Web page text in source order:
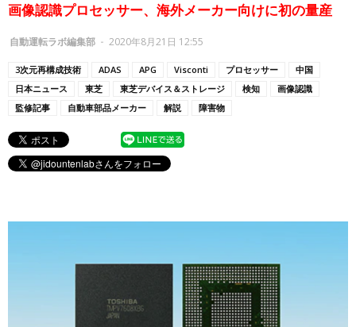
画像認識プロセッサー、海外メーカー向けに初の量産
自動運転ラボ編集部 - 2020年8月21日 12:55
3次元再構成技術 ADAS APG Visconti プロセッサー
中国
日本ニュース
東芝 東芝デバイス＆ストレージ 検知
画像認識
監修記事
自動車部品メーカー 解説 障害物